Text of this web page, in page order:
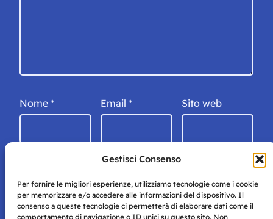
Gestisci Consenso
Per fornire le migliori esperienze, utilizziamo tecnologie come i cookie
per memorizzare e/o accedere alle informazioni del dispositivo. Il
consenso a queste tecnologie ci permetterà di elaborare dati come il
comportamento di navigazione o ID unici su questo sito. Non
Nome * Email * Sito web